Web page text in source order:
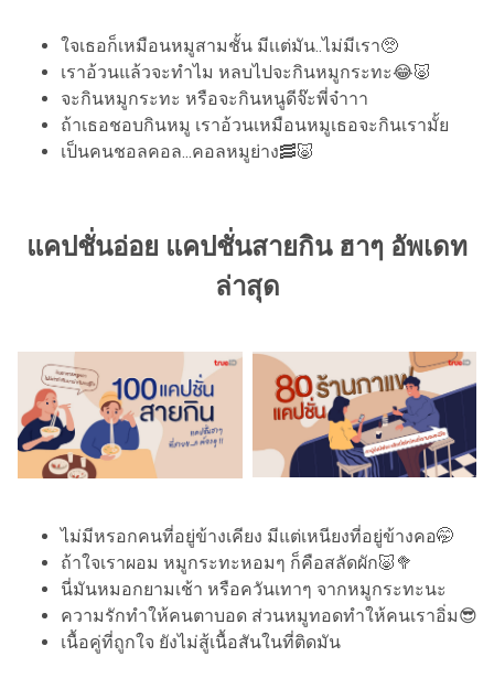
ใจเธอก็เหมือนหมูสามชั้น มีเเต่มัน..ไม่มีเรา🥺
เราอ้วนแล้วจะทำไม หลบไปจะกินหมูกระทะ😂🐷
จะกินหมูกระทะ หรือจะกินหนูดีจ๊ะพี่จ๋าาา
ถ้าเธอชอบกินหมู เราอ้วนเหมือนหมูเธอจะกินเรามั้ย
เป็นคนชอลคอล...คอลหมูย่าง🥓🐷
แคปชั่นอ่อย แคปชั่นสายกิน ฮาๆ อัพเดท
ล่าสุด
ไม่มีหรอกคนที่อยู่ข้างเคียง มีแต่เหนียงที่อยู่ข้างคอ🤭
ถ้าใจเราผอม หมูกระทะหอมๆ ก็คือสลัดผัก🐷🥦
นี่มันหมอกยามเช้า หรือควันเทาๆ จากหมูกระทะนะ
ความรักทำให้คนตาบอด ส่วนหมูทอดทำให้คนเราอิ่ม😎
เนื้อคู่ที่ถูกใจ ยังไม่สู้เนื้อสันในที่ติดมัน